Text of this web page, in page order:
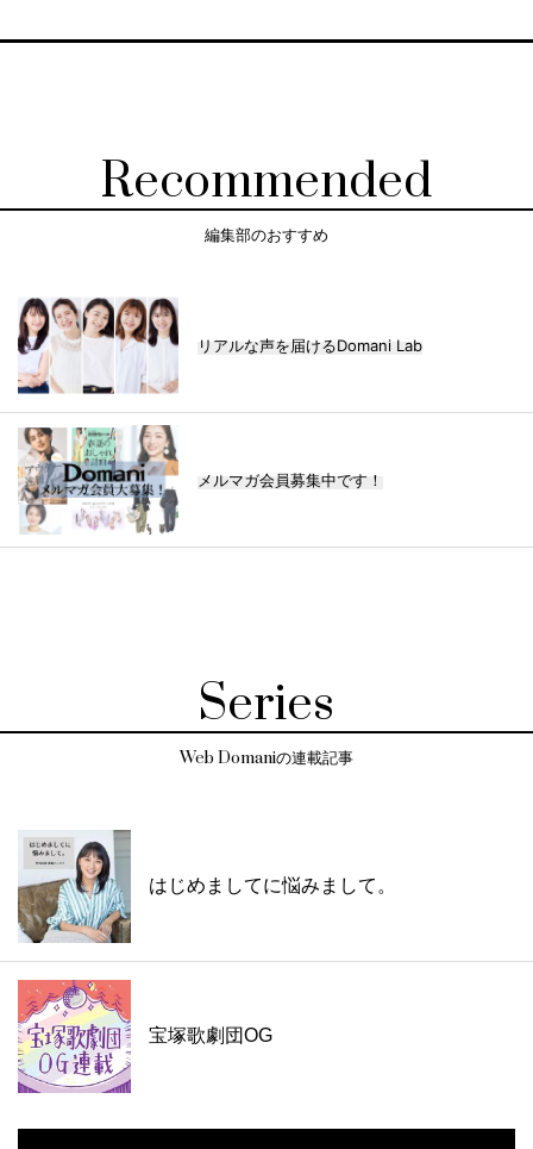
Recommended
編集部のおすすめ
リアルな声を届けるDomani Lab
メルマガ会員募集中です！
Series
Web Domaniの連載記事
はじめましてに悩みまして。
宝塚歌劇団OG